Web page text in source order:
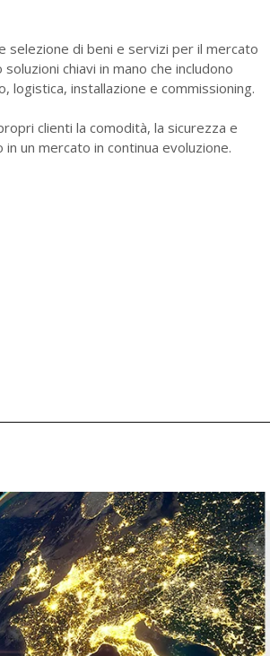
selezione di beni e servizi per il mercato
chiavi in mano che includono
logistica, installazione e commissioning.
clienti la comodità, la sicurezza e
in un mercato in continua evoluzione.